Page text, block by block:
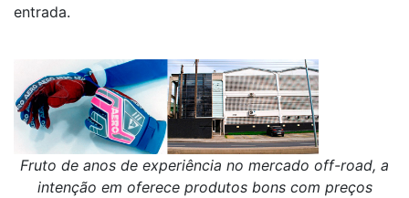
entrada.
Fruto de anos de experiência no mercado off-road, a
intenção em oferece produtos bons com preços